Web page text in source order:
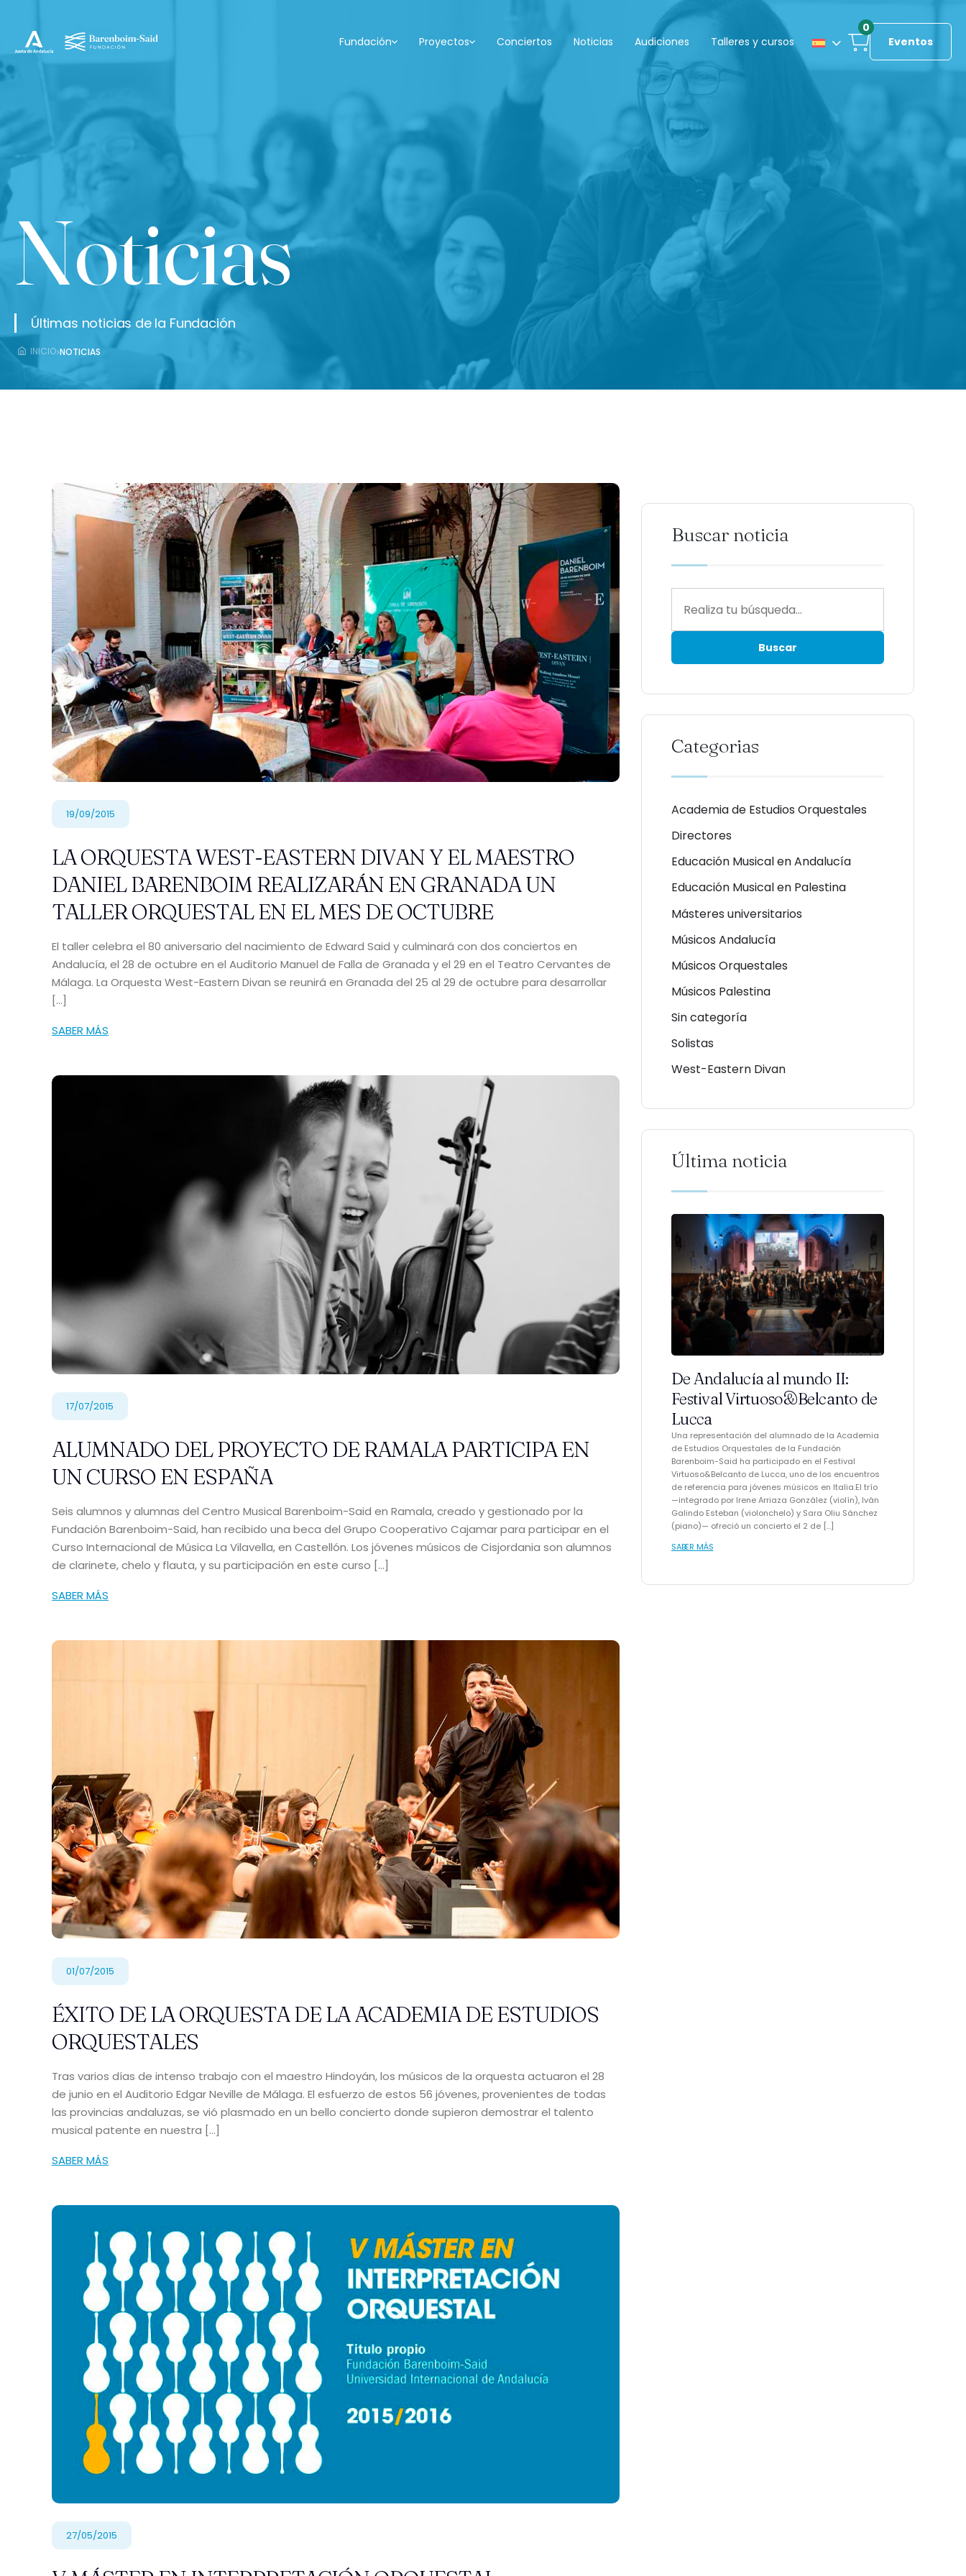
Fundación Proyectos Conciertos Noticias Audiciones Talleres y cursos
0
Eventos
Noticias
Últimas noticias de la Fundación
INICIO›NOTICIAS
19/09/2015
LA ORQUESTA WEST-EASTERN DIVAN Y EL MAESTRO
DANIEL BARENBOIM REALIZARÁN EN GRANADA UN
TALLER ORQUESTAL EN EL MES DE OCTUBRE
El taller celebra el 80 aniversario del nacimiento de Edward Said y culminará con dos conciertos en
Andalucía, el 28 de octubre en el Auditorio Manuel de Falla de Granada y el 29 en el Teatro Cervantes de
Málaga. La Orquesta West-Eastern Divan se reunirá en Granada del 25 al 29 de octubre para desarrollar
[…]
SABER MÁS
17/07/2015
ALUMNADO DEL PROYECTO DE RAMALA PARTICIPA EN
UN CURSO EN ESPAÑA
Seis alumnos y alumnas del Centro Musical Barenboim-Said en Ramala, creado y gestionado por la
Fundación Barenboim-Said, han recibido una beca del Grupo Cooperativo Cajamar para participar en el
Curso Internacional de Música La Vilavella, en Castellón. Los jóvenes músicos de Cisjordania son alumnos
de clarinete, chelo y flauta, y su participación en este curso […]
SABER MÁS
01/07/2015
ÉXITO DE LA ORQUESTA DE LA ACADEMIA DE ESTUDIOS
ORQUESTALES
Tras varios días de intenso trabajo con el maestro Hindoyán, los músicos de la orquesta actuaron el 28
de junio en el Auditorio Edgar Neville de Málaga. El esfuerzo de estos 56 jóvenes, provenientes de todas
las provincias andaluzas, se vió plasmado en un bello concierto donde supieron demostrar el talento
musical patente en nuestra […]
SABER MÁS
27/05/2015
Buscar noticia
Categorias
Academia de Estudios Orquestales
Directores
Educación Musical en Andalucía
Educación Musical en Palestina
Másteres universitarios
Músicos Andalucía
Músicos Orquestales
Músicos Palestina
Sin categoría
Solistas
West-Eastern Divan
Última noticia
De Andalucía al mundo II:
Festival Virtuoso&Belcanto de
Lucca
Una representación del alumnado de la Academia
de Estudios Orquestales de la Fundación
Barenboim-Said ha participado en el Festival
Virtuoso&Belcanto de Lucca, uno de los encuentros
de referencia para jóvenes músicos en Italia.El trío
—integrado por Irene Arriaza González (violín), Iván
Galindo Esteban (violonchelo) y Sara Oliu Sánchez
(piano)— ofreció un concierto el 2 de […]
SABER MÁS